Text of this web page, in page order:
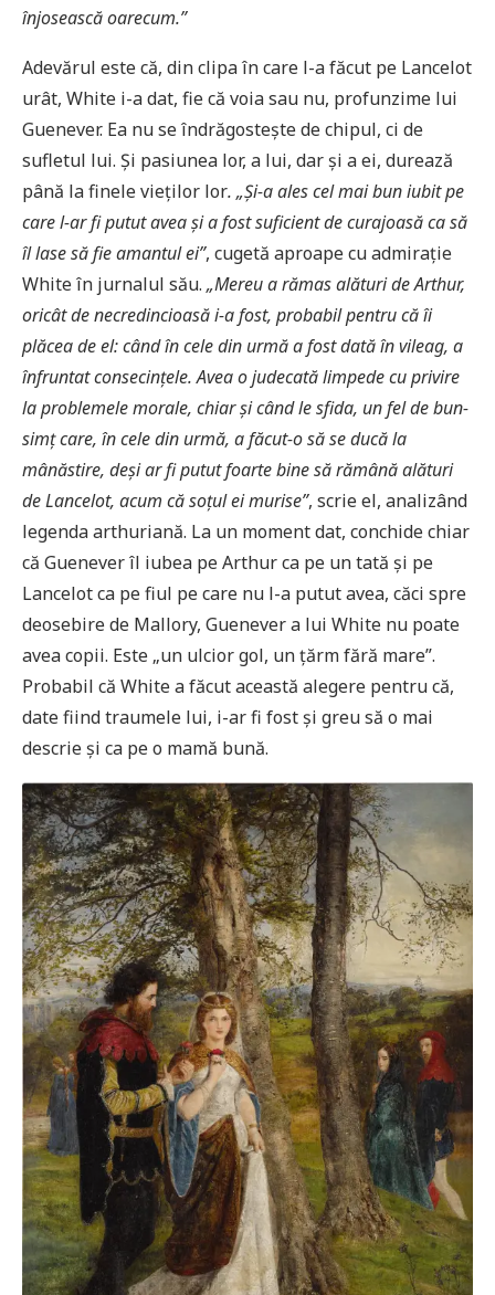
înjosească oarecum.”
Adevărul este că, din clipa în care l-a făcut pe Lancelot
urât, White i-a dat, fie că voia sau nu, profunzime lui
Guenever. Ea nu se îndrăgostește de chipul, ci de
sufletul lui. Și pasiunea lor, a lui, dar și a ei, durează
până la finele vieților lor. „Și-a ales cel mai bun iubit pe
care l-ar fi putut avea și a fost suficient de curajoasă ca să
îl lase să fie amantul ei”, cugetă aproape cu admirație
White în jurnalul său. „Mereu a rămas alături de Arthur,
oricât de necredincioasă i-a fost, probabil pentru că îi
plăcea de el: când în cele din urmă a fost dată în vileag, a
înfruntat consecințele. Avea o judecată limpede cu privire
la problemele morale, chiar și când le sfida, un fel de bun-
simț care, în cele din urmă, a făcut-o să se ducă la
mânăstire, deși ar fi putut foarte bine să rămână alături
de Lancelot, acum că soțul ei murise”, scrie el, analizând
legenda arthuriană. La un moment dat, conchide chiar
că Guenever îl iubea pe Arthur ca pe un tată și pe
Lancelot ca pe fiul pe care nu l-a putut avea, căci spre
deosebire de Mallory, Guenever a lui White nu poate
avea copii. Este „un ulcior gol, un țărm fără mare”.
Probabil că White a făcut această alegere pentru că,
date fiind traumele lui, i-ar fi fost și greu să o mai
descrie și ca pe o mamă bună.